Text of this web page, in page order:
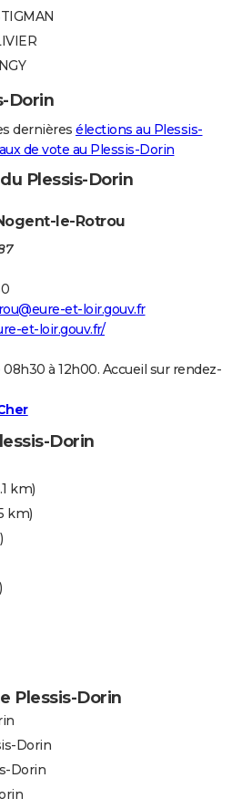
Dorin
dernières élections au Plessis-
de vote au Plessis-Dorin
Plessis-Dorin
le-Rotrou
et-loir.gouv.fr
et-loir.gouv.fr/
à 12h00. Accueil sur rendez-
Dorin
km)
km)
Plessis-Dorin
Dorin
Dorin